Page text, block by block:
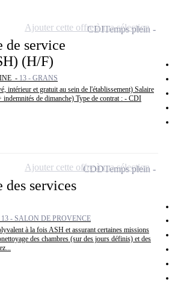
de service
(H/F)
- 13 - GRANS
intérieur et gratuit au sein de l'établissement) Salaire
de dimanche) Type de contrat : - CDI
CDITemps plein
Ajouter cette offre à ma sélection
services
13 - SALON DE PROVENCE
à la fois ASH et assurant certaines missions
des chambres (sur des jours définis) et des
CDDTemps plein
Ajouter cette offre à ma sélection